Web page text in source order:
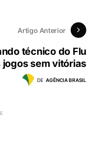
Artigo Anterior
técnico do Flu
jogos sem vitórias
DE AGÊNCIA BRASIL